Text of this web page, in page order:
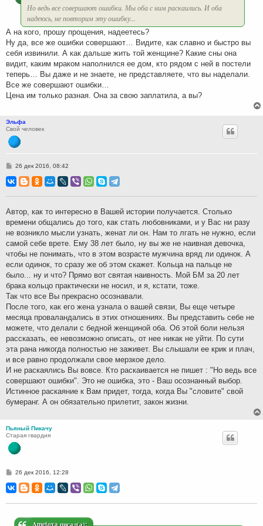
Но ведь все совершают ошибки. Мы оба с ним раскаились. И оба
надеюсь, не повторим эту ошибку...
А на кого, прошу прощения, надеетесь?
Ну да, все же ошибки совершают… Видите, как славно и быстро вы
себя извинили. А как дальше жить той женщине? Какие сны она
видит, каким мраком наполнился ее дом, кто рядом с ней в постели
теперь… Вы даже и не знаете, не представляете, что вы наделали.
Все же совершают ошибки…
Цена им только разная. Она за свою заплатила, а вы?
Эльфа
Свой человек
С
о
б
и
е
26 дек 2016, 08:42
Автор, как то интересно в Вашей истории получается. Столько
времени общались до того, как стать любовниками, и у Вас ни разу
не возникло мысли узнать, женат ли он. Нам то лгать не нужно, если
самой себе врете. Ему 38 лет было, ну вы же не наивная девочка,
чтобы не понимать, что в этом возрасте мужчина вряд ли одинок. А
если одинок, то сразу же об этом скажет. Кольца на пальце не
было... ну и что? Прямо вот святая наивность. Мой БМ за 20 лет
брака кольцо практически не носил, и я, кстати, тоже.
Так что все Вы прекрасно осознавали.
После того, как его жена узнала о вашей связи, Вы еще четыре
месяца проваландались в этих отношениях. Вы представить себе не
можете, что делали с бедной женщиной оба. Об этой боли нельзя
рассказать, ее невозможно описать, от нее никак не уйти. По сути
эта рана никогда полностью не заживет. Вы слышали ее крик и плач,
и все равно продолжали свое мерзкое дело.
И не раскаялись Вы вовсе. Кто раскаивается не пишет : "Но ведь все
совершают ошибки". Это не ошибка, это - Ваш осознанный выбор.
Истинное раскаяние к Вам придет, тогда, когда Вы "словите" свой
бумеранг. А он обязательно прилетит, закон жизни.
Пьяный Пикачу
Старая гвардия
С
о
б
и
26 дек 2016, 12:28